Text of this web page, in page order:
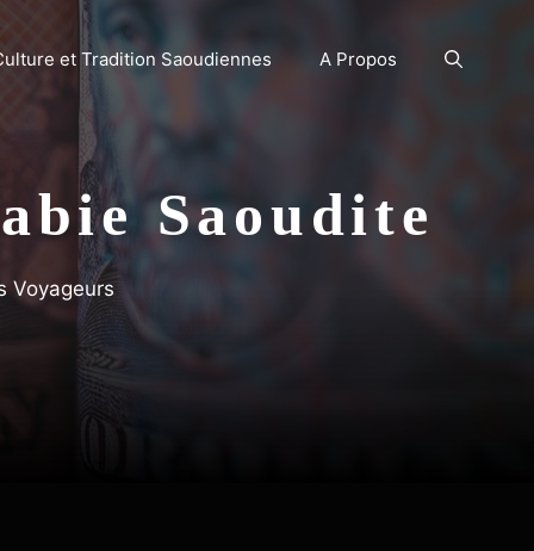
et Tradition Saoudiennes A Propos
Saoudite
Voyageurs